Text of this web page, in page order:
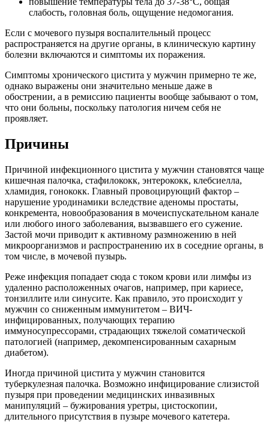
слабость, головная боль, ощущение недомогания.
Если с мочевого пузыря воспалительный процесс
распространяется на другие органы, в клиническую картину
болезни включаются и симптомы их поражения.
Симптомы хронического цистита у мужчин примерно те же,
однако выражены они значительно меньше даже в
обострении, а в ремиссию пациенты вообще забывают о том,
что они больны, поскольку патология ничем себя не
проявляет.
Причины
Причиной инфекционного цистита у мужчин становятся чаще
кишечная палочка, стафилококк, энтерококк, клебсиелла,
хламидия, гонококк. Главный провоцирующий фактор –
нарушение уродинамики вследствие аденомы простаты,
конкремента, новообразования в мочеиспускательном канале
или любого иного заболевания, вызвавшего его сужение.
Застой мочи приводит к активному размножению в ней
микроорганизмов и распространению их в соседние органы, в
том числе, в мочевой пузырь.
Реже инфекция попадает сюда с током крови или лимфы из
удаленно расположенных очагов, например, при кариесе,
тонзиллите или синусите. Как правило, это происходит у
мужчин со сниженным иммунитетом – ВИЧ-
инфицированных, получающих терапию
иммуносупрессорами, страдающих тяжелой соматической
патологией (например, декомпенсированным сахарным
диабетом).
Иногда причиной цистита у мужчин становится
туберкулезная палочка. Возможно инфицирование слизистой
пузыря при проведении медицинских инвазивных
манипуляций – бужирования уретры, цистоскопии,
длительного присутствия в пузыре мочевого катетера.